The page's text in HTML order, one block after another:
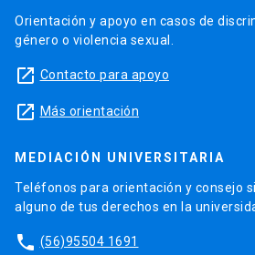
Orientación y apoyo en casos de
género o violencia sexual.
launch Contacto para apoyo
launch Más orientación
MEDIACIÓN UNIVERSITARIA
Teléfonos para orientación y consejo
alguno de tus derechos en la
phone (56)95504 1691